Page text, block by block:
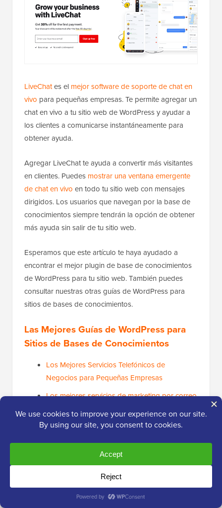
LiveChates el mejor software de soporte de chat en
vivo para pequeñas empresas. Te permite agregar un
chat en vivo a tu sitio web de WordPress y ayudar a
los clientes a comunicarse instantáneamente para
obtener ayuda.
Agregar LiveChat te ayuda a convertir más visitantes
en clientes. Puedes mostrar una ventana emergente
de chat en vivo en todo tu sitio web con mensajes
dirigidos. Los usuarios que navegan por la base de
conocimientos siempre tendrán la opción de obtener
más ayuda sin salir de tu sitio web.
Esperamos que este artículo te haya ayudado a
encontrar el mejor plugin de base de conocimientos
de WordPress para tu sitio web. También puedes
consultar nuestras otras guías de WordPress para
sitios de bases de conocimientos.
Las Mejores Guías de WordPress para
Sitios de Bases de Conocimientos
Los Mejores Servicios Telefónicos de
Negocios para Pequeñas Empresas
Los mejores servicios de marketing por correo
electrónico para pequeñas empresas
Los plugins de WordPress imprescindibles
Cómo agregar notificaciones push web a tu
Cómo iniciar un blog de WordPress (Guía para
principiantes)